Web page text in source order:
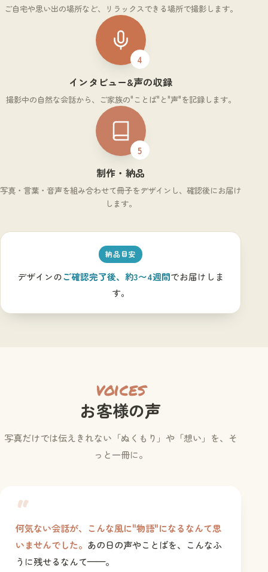
ご自宅や思い出の場所など、リラックスできる場所で撮影します。
4
インタビュー&声の収録
撮影中の自然な会話から、ご家族の"ことば"と"声"を記録します。
5
制作・納品
写真・言葉・音声を組み合わせて冊子をデザインし、確認後にお届け
します。
納品目安
デザインのご確認完了後、約3〜4週間でお届けしま
す。
voices
お客様の声
写真だけでは伝えきれない「ぬくもり」や「想い」を、そ
っと一冊に。
“
何気ない会話が、こんな風に"物語"になるなんて思
いませんでした。 あの日の声やことばを、こんなふ
うに残せるなんて——。